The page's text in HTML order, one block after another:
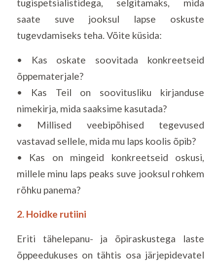
tugispetsialistidega, selgitamaks, mida
saate suve jooksul lapse oskuste
tugevdamiseks teha. Võite küsida:
• Kas oskate soovitada konkreetseid
õppematerjale?
• Kas Teil on soovitusliku kirjanduse
nimekirja, mida saaksime kasutada?
• Millised veebipõhised tegevused
vastavad sellele, mida mu laps koolis õpib?
• Kas on mingeid konkreetseid oskusi,
millele minu laps peaks suve jooksul rohkem
rõhku panema?
2. Hoidke rutiini
Eriti tähelepanu- ja õpiraskustega laste
õppeedukuses on tähtis osa järjepidevatel